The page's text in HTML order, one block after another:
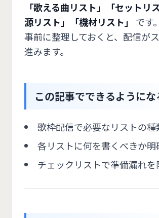
「歌える曲リスト」「セットリ
源リスト」「機材リスト」
です
事前に整理しておくと、配信が
進みます。
この記事でできるようにな
歌枠配信で必要なリストの種
各リストに何を書くべきか明
チェックリストで準備漏れを